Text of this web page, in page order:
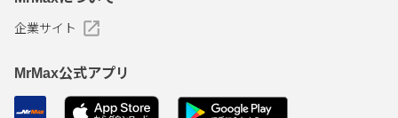
企業サイト
MrMax公式アプリ